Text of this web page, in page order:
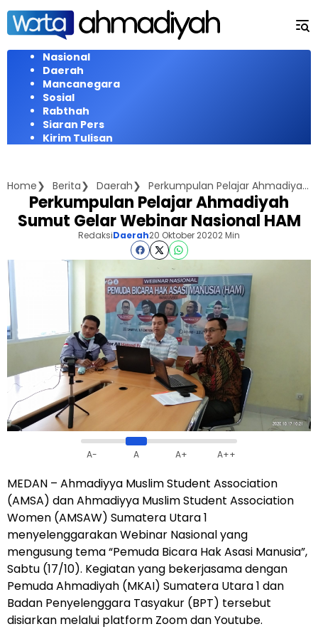
Langsung
konten
Nasional
Daerah
Mancanegara
Sosial
Rabthah
Siaran Pers
Kirim Tulisan
Home Berita Daerah Perkumpulan Pelajar Ahmadiyah Sumut Gelar Webinar Nasional HAM
Perkumpulan Pelajar Ahmadiyah
Sumut Gelar Webinar Nasional HAM
RedaksiDaerah20 Oktober 20202 Min
A- A A+ A++
MEDAN – Ahmadiyya Muslim Student Association
(AMSA) dan Ahmadiyya Muslim Student Association
Women (AMSAW) Sumatera Utara 1
menyelenggarakan Webinar Nasional yang
mengusung tema “Pemuda Bicara Hak Asasi Manusia”,
Sabtu (17/10). Kegiatan yang bekerjasama dengan
Pemuda Ahmadiyah (MKAI) Sumatera Utara 1 dan
Badan Penyelenggara Tasyakur (BPT) tersebut
disiarkan melalui platform Zoom dan Youtube.